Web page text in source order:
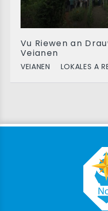
Vu Riewen an
Veianen
VEIANEN LOKALES A